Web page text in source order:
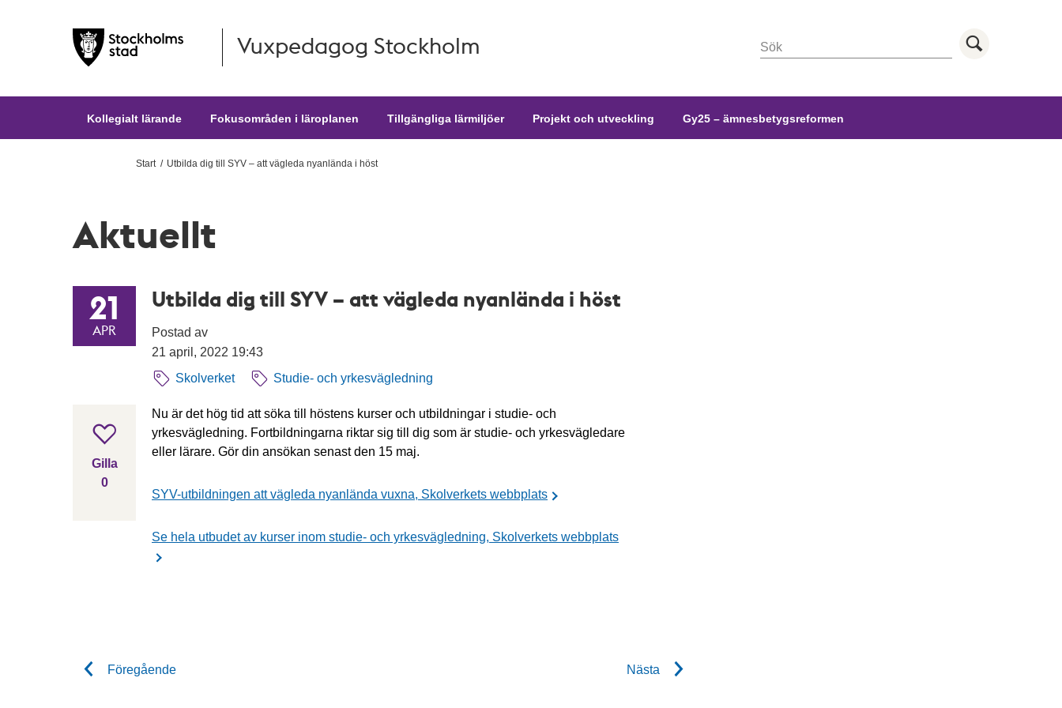
Hoppa till huvudinnehållet Vuxpedagog Stockholm Sök
Kollegialt lärande Fokusområden i läroplanen Tillgängliga lärmiljöer Projekt och utveckling Gy25 – ämnesbetygsreformen
Start Utbilda dig till SYV – att vägleda nyanlända i höst
Aktuellt
Utbilda dig till SYV – att vägleda nyanlända i höst
Postad av
21 april, 2022 19:43
Skolverket
Studie- och yrkesvägledning
21
APR
Gilla inlägget
Gilla
0
gillar inlägget
Nu är det hög tid att söka till höstens kurser och utbildningar i studie- och
yrkesvägledning. Fortbildningarna riktar sig till dig som är studie- och yrkesvägledare
eller lärare. Gör din ansökan senast den 15 maj.
SYV-utbildningen att vägleda nyanlända vuxna, Skolverkets webbplats
Se hela utbudet av kurser inom studie- och yrkesvägledning, Skolverkets webbplats
Föregående Nästa